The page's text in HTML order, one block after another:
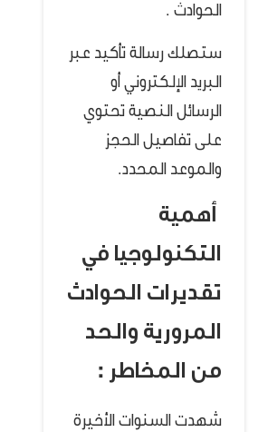
الحوادث .
ستصلك رسالة تأكيد عبر
البريد الإلكتروني أو
الرسائل النصية تحتوي
على تفاصيل الحجز
والموعد المحدد.
أهمية
التكنولوجيا في
تقديرات الحوادث
المرورية والحد
من المخاطر :
شهدت السنوات الأخيرة